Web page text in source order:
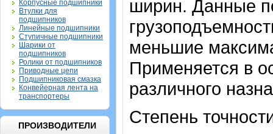
Корпусные подшипники
Втулки для
подшипников
Линейные подшипники
Ступичные подшипники
Шарики от
подшипников
Ролики от подшипников
Приводные цепи
Подшипниковая смазка
Конвейерная лента на
транспортеры
ПРОИЗВОДИТЕЛИ
ширин. Данные
меньшие
Применяется в
различного
Степень